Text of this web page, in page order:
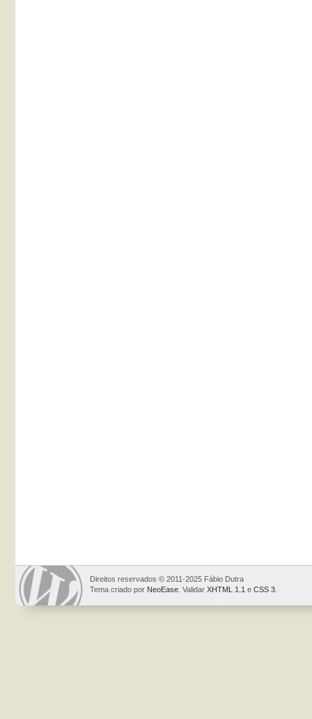
Direitos reservados © 2011-2025 Fábio Dutra
Tema criado por NeoEase . Validar XHTML 1.1 e CSS 3